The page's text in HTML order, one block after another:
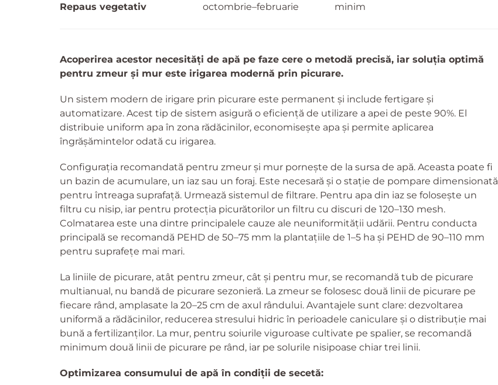
Repaus vegetativ octombrie–februarie minim
Acoperirea acestor necesități de apă pe faze cere o metodă precisă, iar soluția optimă
pentru zmeur și mur este irigarea modernă prin picurare.
Un sistem modern de irigare prin picurare este permanent și include fertigare și
automatizare. Acest tip de sistem asigură o eficiență de utilizare a apei de peste 90%. El
distribuie uniform apa în zona rădăcinilor, economisește apa și permite aplicarea
îngrășămintelor odată cu irigarea.
Configurația recomandată pentru zmeur și mur pornește de la sursa de apă. Aceasta poate fi
un bazin de acumulare, un iaz sau un foraj. Este necesară și o stație de pompare dimensionată
pentru întreaga suprafață. Urmează sistemul de filtrare. Pentru apa din iaz se folosește un
filtru cu nisip, iar pentru protecția picurătorilor un filtru cu discuri de 120–130 mesh.
Colmatarea este una dintre principalele cauze ale neuniformității udării. Pentru conducta
principală se recomandă PEHD de 50–75 mm la plantațiile de 1–5 ha și PEHD de 90–110 mm
pentru suprafețe mai mari.
La liniile de picurare, atât pentru zmeur, cât și pentru mur, se recomandă tub de picurare
multianual, nu bandă de picurare sezonieră. La zmeur se folosesc două linii de picurare pe
fiecare rând, amplasate la 20–25 cm de axul rândului. Avantajele sunt clare: dezvoltarea
uniformă a rădăcinilor, reducerea stresului hidric în perioadele caniculare și o distribuție mai
bună a fertilizanților. La mur, pentru soiurile viguroase cultivate pe spalier, se recomandă
minimum două linii de picurare pe rând, iar pe solurile nisipoase chiar trei linii.
Optimizarea consumului de apă în condiții de secetă: